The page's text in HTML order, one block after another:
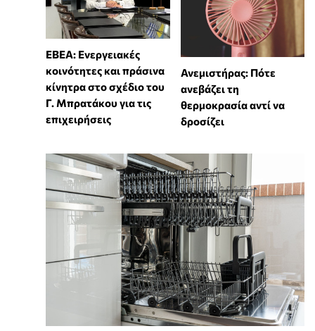
ΕΒΕΑ: Ενεργειακές
κοινότητες και πράσινα
κίνητρα στο σχέδιο του
Γ. Μπρατάκου για τις
επιχειρήσεις
Ανεμιστήρας: Πότε
ανεβάζει τη
θερμοκρασία αντί να
δροσίζει